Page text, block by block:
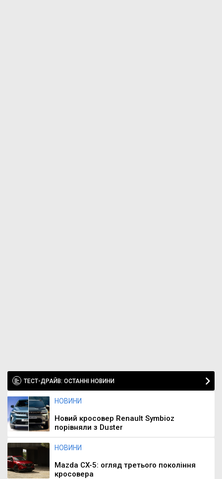
ТЕСТ-ДРАЙВ: ОСТАННІ НОВИНИ
НОВИНИ
Новий кросовер Renault Symbioz
порівняли з Duster
НОВИНИ
Mazda CX-5: огляд третього покоління
кросовера